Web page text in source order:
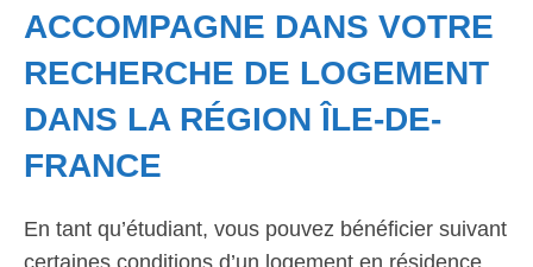
ACCOMPAGNE DANS VOTRE
RECHERCHE DE LOGEMENT
DANS LA RÉGION ÎLE-DE-
FRANCE
En tant qu’étudiant, vous pouvez bénéficier suivant
certaines conditions d’un logement en résidence